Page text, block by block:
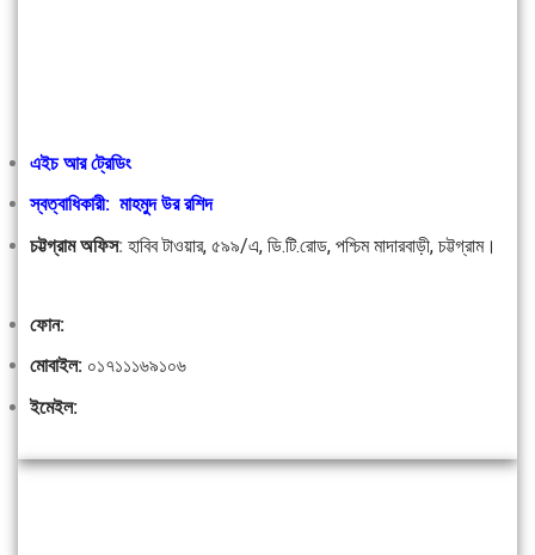
এইচ আর ট্রেডিং
স্বত্বাধিকারী: মাহমুদ উর রশিদ
চট্টগ্রাম অফিস: হাবিব টাওয়ার, ৫৯৯/এ, ডি.টি.রোড, পশ্চিম মাদারবাড়ী, চট্টগ্রাম।
ফোন:
মোবাইল: ০১৭১১১৬৯১০৬
ইমেইল: